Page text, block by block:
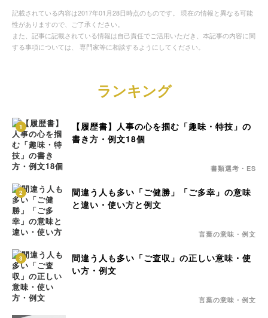
記載されている内容は2017年01月28日時点のものです。 現在の情報と異なる可能
性がありますので、ご了承ください。
また、記事に記載されている情報は自己責任でご活用いただき、本記事の内容に関
する事項については、 専門家等に相談するようにしてください。
ランキング
1
【履歴書】人事の心を掴む「趣味・特技」の
書き方・例文18個
書類選考・ES
2
間違う人も多い「ご健勝」「ご多幸」の意味
と違い・使い方と例文
言葉の意味・例文
3
間違う人も多い「ご査収」の正しい意味・使
い方・例文
言葉の意味・例文